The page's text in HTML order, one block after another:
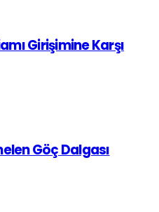
Girişimine Karşı
Göç Dalgası